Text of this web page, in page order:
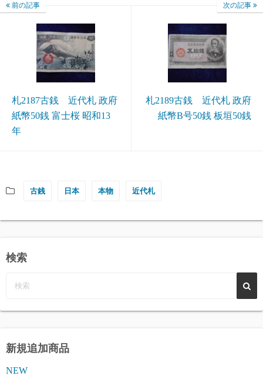
前の記事
札2187古銭 近代札 政府
紙幣50銭 富士桜 昭和13
年
次の記事
札2189古銭 近代札 政府
紙幣B号50銭 板垣50銭
古銭 日本 本物 近代札
検索
新規追加商品
NEW